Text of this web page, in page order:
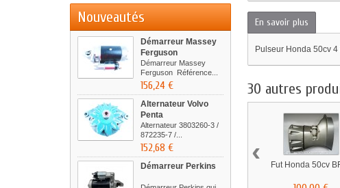
Nouveautés
Démarreur Massey
Ferguson
Démarreur Massey
Ferguson Référence...
156,24 €
Alternateur Volvo
Penta
Alternateur 3803260-3 /
872235-7 /...
152,68 €
Démarreur Perkins
En savoir plus
Pulseur Honda 50cv 4
30 autres
Fut Honda 50cv
‹